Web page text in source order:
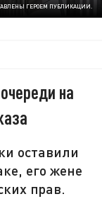
ГЕРОЕМ ПУБЛИКАЦИИ.
на
оставили
его жене
прав.